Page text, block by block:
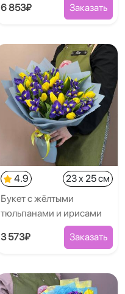
6 853₽ Заказать
4.9
23 x 25 см
Букет с жёлтыми
тюльпанами и ирисами
3 573₽ Заказать